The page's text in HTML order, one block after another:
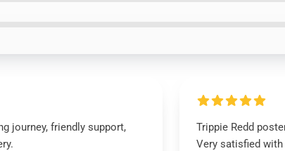
journey, friendly support,
Trippie Redd
Very satisfied with